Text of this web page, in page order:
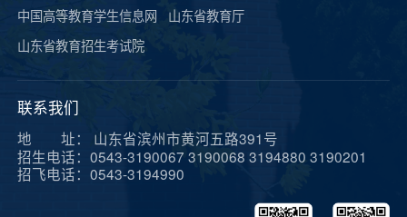
中国高等教育学生信息网
山东省教育厅
山东省教育招生考试院
联系我们
地 址： 山东省滨州市黄河五路391号
招生电话：0543-3190067 3190068 3194880 3190201
招飞电话：0543-3194990